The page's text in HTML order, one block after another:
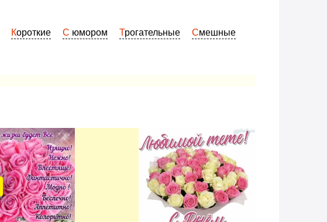
Короткие С юмором Трогательные
Смешные